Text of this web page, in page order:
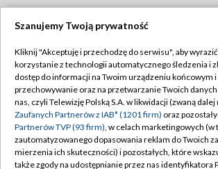
TVP
Abonament TVP
Emisja w TVP
Centrum informacji TVP
Naziemna Telewizja Cyfrowa
Regulamin TVP
Polityka prywatności
Moje zgody
Pomoc
Szanujemy Twoją prywatność
Kliknij "Akceptuję i przechodzę do serwisu", aby
korzystanie z technologii automatycznego śledzenia i
dostęp do informacji na Twoim urządzeniu końcowym i
przechowywanie oraz na przetwarzanie Twoich
nas, czyli Telewizję Polską S.A. w likwidacji (zwaną dalej
Zaufanych Partnerów z IAB* (1201 firm) oraz
Partnerów TVP (93 firm), w celach marketingowych (w
zautomatyzowanego dopasowania reklam do Twoich
mierzenia ich skuteczności) i pozostałych, które
także zgody na udostępnianie przez nas identyfikatora